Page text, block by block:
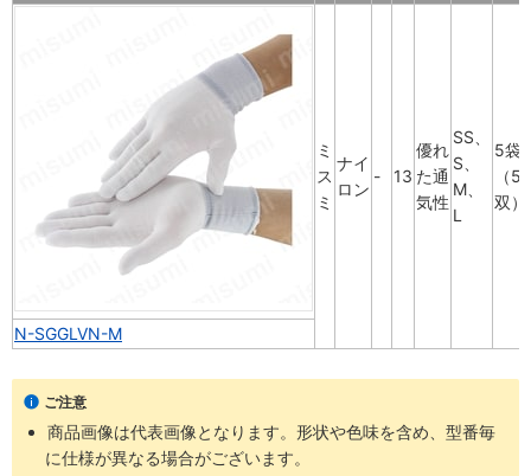
ミ
ス
ミ
ナイ
ロン
- 13
優れ
た通
気性
SS、
S、
M、
L
5袋
（50
双）
N-SGGLVN-M
ご注意
商品画像は代表画像となります。形状や色味を含め、型番毎
に仕様が異なる場合がございます。